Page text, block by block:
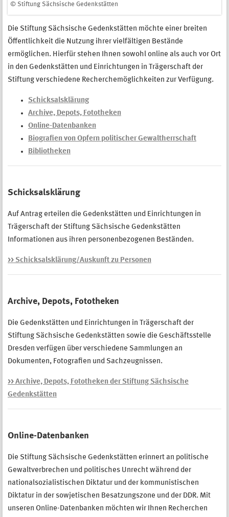
© Stiftung Sächsische Gedenkstätten
Die Stiftung Sächsische Gedenkstätten möchte einer breiten
Öffentlichkeit die Nutzung ihrer vielfältigen Bestände
ermöglichen. Hierfür stehen Ihnen sowohl online als auch vor Ort
in den Gedenkstätten und Einrichtungen in Trägerschaft der
Stiftung verschiedene Recherchemöglichkeiten zur Verfügung.
Schicksalsklärung
Archive, Depots, Fototheken
Online-Datenbanken
Biografien von Opfern politischer Gewaltherrschaft
Bibliotheken
Schicksalsklärung
Auf Antrag erteilen die Gedenkstätten und Einrichtungen in
Trägerschaft der Stiftung Sächsische Gedenkstätten
Informationen aus ihren personenbezogenen Beständen.
>> Schicksalsklärung/Auskunft zu Personen
Archive, Depots, Fototheken
Die Gedenkstätten und Einrichtungen in Trägerschaft der
Stiftung Sächsische Gedenkstätten sowie die Geschäftsstelle
Dresden verfügen über verschiedene Sammlungen an
Dokumenten, Fotografien und Sachzeugnissen.
>> Archive, Depots, Fototheken der Stiftung Sächsische
Gedenkstätten
Online-Datenbanken
Die Stiftung Sächsische Gedenkstätten erinnert an politische
Gewaltverbrechen und politisches Unrecht während der
nationalsozialistischen Diktatur und der kommunistischen
Diktatur in der sowjetischen Besatzungszone und der DDR. Mit
unseren Online-Datenbanken möchten wir Ihnen Recherchen